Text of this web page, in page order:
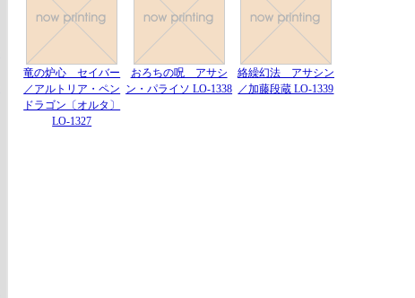
竜の炉心 セイバー
／アルトリア・ペン
ドラゴン〔オルタ〕
LO-1327
おろちの呪 アサシ
ン・パライソ LO-1338
絡繰幻法 アサシン
／加藤段蔵 LO-1339